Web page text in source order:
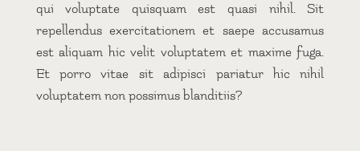
qui voluptate quisquam est quasi nihil. Sit
repellendus exercitationem et saepe accusamus
est aliquam hic velit voluptatem et maxime fuga.
Et porro vitae sit adipisci pariatur hic nihil
voluptatem non possimus blanditiis?